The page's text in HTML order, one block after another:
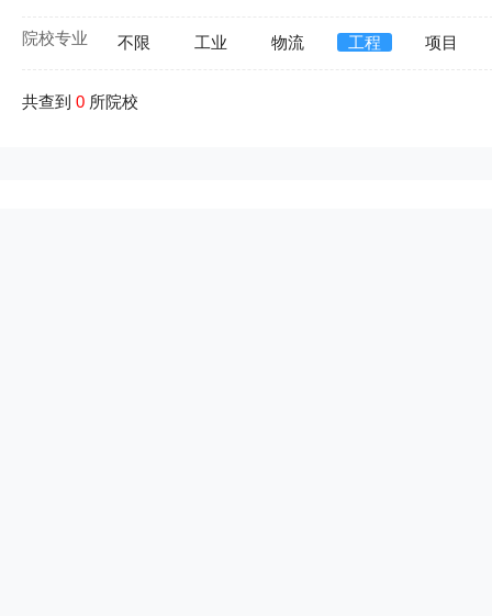
院校专业 不限 工业 物流 工程 项目
共查到 0 所院校